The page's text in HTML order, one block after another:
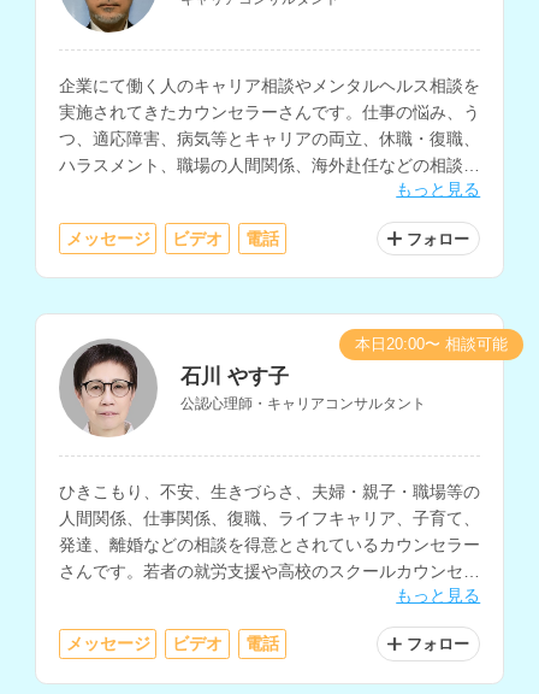
企業にて働く人のキャリア相談やメンタルヘルス相談を
実施されてきたカウンセラーさんです。仕事の悩み、う
つ、適応障害、病気等とキャリアの両立、休職・復職、
ハラスメント、職場の人間関係、海外赴任などの相談に
もっと見る
メッセージ ビデオ 電話 フォロー
石川 やす子
公認心理師・キャリアコンサルタント
ひきこもり、不安、生きづらさ、夫婦・親子・職場等の
人間関係、仕事関係、復職、ライフキャリア、子育て、
発達、離婚などの相談を得意とされているカウンセラー
さんです。若者の就労支援や高校のスクールカウンセラ
ーなど、教育・福祉・行政の現場での勤務経験をお持ち
もっと見る
メッセージ ビデオ 電話 フォロー
本日20:00〜 相談可能